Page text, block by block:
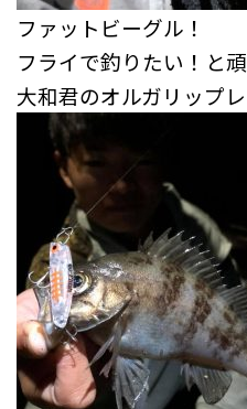
ファットビーグル！
フライで釣りたい！と
大和君のオルガリップ